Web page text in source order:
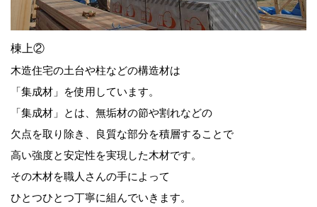
棟上②
木造住宅の土台や柱などの構造材は
「集成材」を使用しています。
「集成材」とは、無垢材の節や割れなどの
欠点を取り除き、良質な部分を積層することで
高い強度と安定性を実現した木材です。
その木材を職人さんの手によって
ひとつひとつ丁寧に組んでいきます。